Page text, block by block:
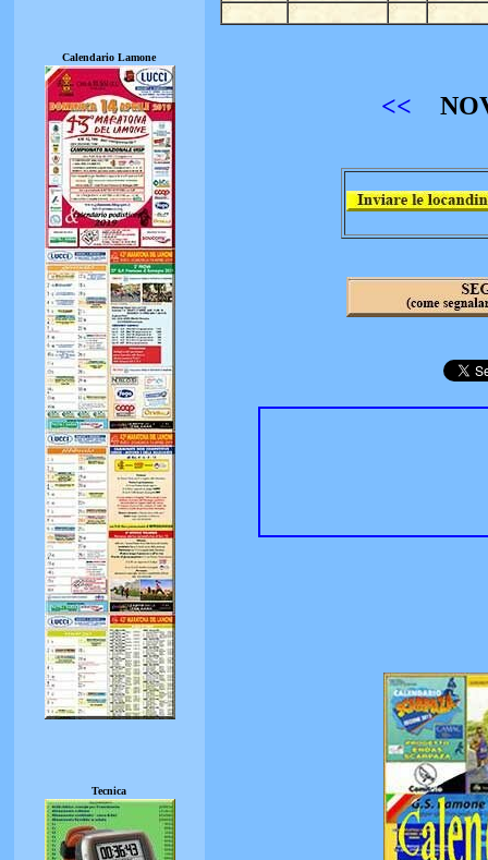
<<
Calendario Lamone
Tecnica